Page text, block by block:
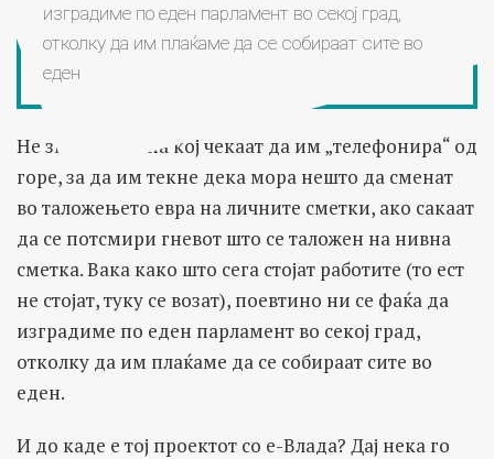
изградиме по еден парламент во секој град,
отколку да им плаќаме да се собираат сите во
еден
Не знам вистина кој чекаат да им „телефонира“ од
горе, за да им текне дека мора нешто да сменат
во таложењето евра на личните сметки, ако сакаат
да се потсмири гневот што се таложен на нивна
сметка. Вака како што сега стојат работите (то ест
не стојат, туку се возат), поевтино ни се фаќа да
изградиме по еден парламент во секој град,
отколку да им плаќаме да се собираат сите во
еден.
И до каде е тој проектот со е-Влада? Дај нека го